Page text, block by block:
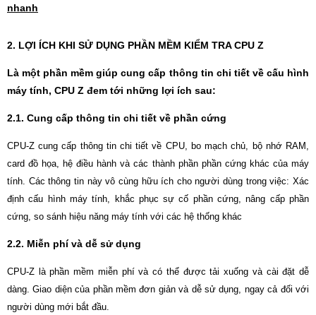
nhanh
2. LỢI ÍCH KHI SỬ DỤNG PHẦN MỀM KIỂM TRA CPU Z
Là một phần mềm giúp cung cấp thông tin chi tiết về cấu hình
máy tính, CPU Z đem tới những lợi ích sau:
2.1. Cung cấp thông tin chi tiết về phần cứng
CPU-Z cung cấp thông tin chi tiết về CPU, bo mạch chủ, bộ nhớ RAM,
card đồ họa, hệ điều hành và các thành phần phần cứng khác của máy
tính. Các thông tin này vô cùng hữu ích cho người dùng trong việc: Xác
định cấu hình máy tính, khắc phục sự cố phần cứng, nâng cấp phần
cứng, so sánh hiệu năng máy tính với các hệ thống khác
2.2. Miễn phí và dễ sử dụng
CPU-Z là phần mềm miễn phí và có thể được tải xuống và cài đặt dễ
dàng. Giao diện của phần mềm đơn giản và dễ sử dụng, ngay cả đối với
người dùng mới bắt đầu.